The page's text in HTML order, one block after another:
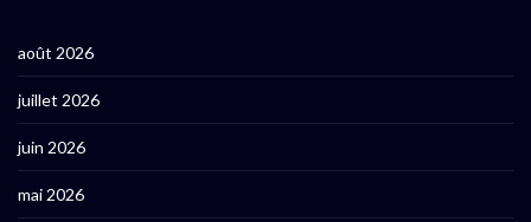
août 2026
juillet 2026
juin 2026
mai 2026